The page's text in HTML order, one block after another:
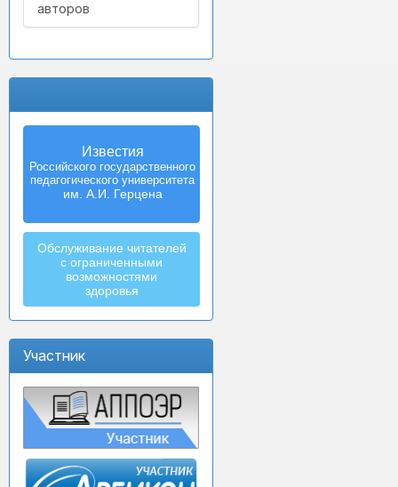
авторов
Известия
Российского государственного
педагогического университета
им. А.И. Герцена
Izvestia:
Herzen University
Journal of
Humanities & Sciences
Обслуживание читателей
с ограниченными
возможностями
здоровья
Участник